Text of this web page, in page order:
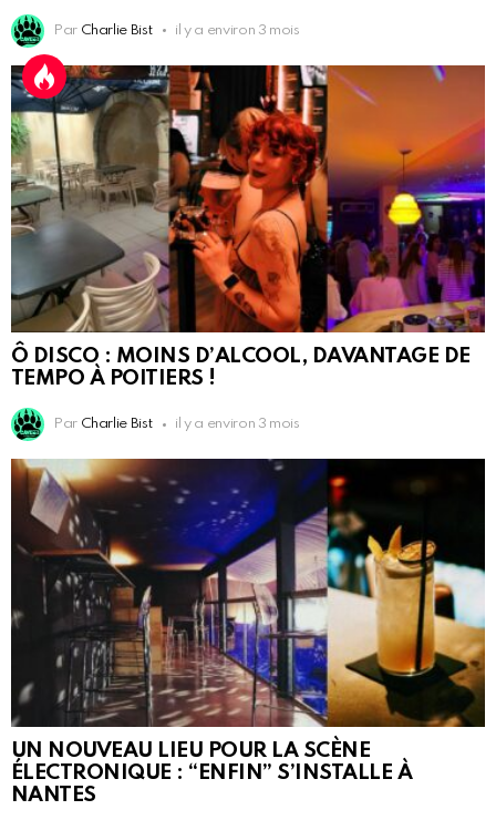
Par Charlie Bist il y a environ 3 mois
Ô DISCO : MOINS D’ALCOOL, DAVANTAGE DE
TEMPO À POITIERS !
Par Charlie Bist il y a environ 3 mois
UN NOUVEAU LIEU POUR LA SCÈNE
ÉLECTRONIQUE : “ENFIN” S’INSTALLE À
NANTES